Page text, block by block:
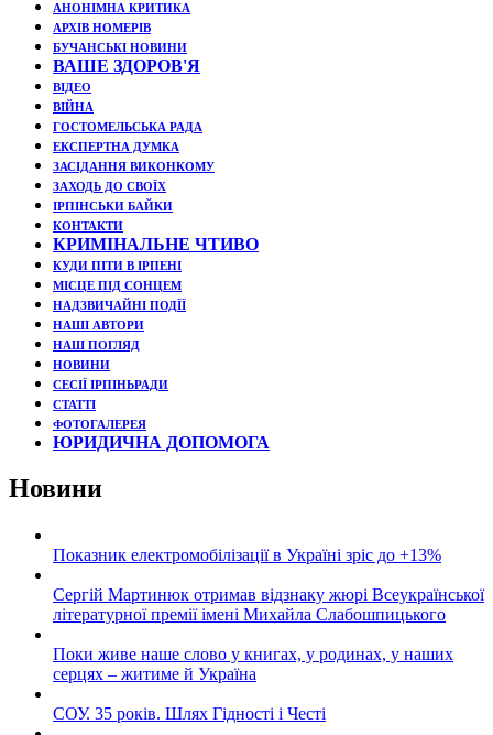
АНОНІМНА КРИТИКА
АРХІВ НОМЕРІВ
БУЧАНСЬКІ НОВИНИ
ВАШЕ ЗДОРОВ'Я
ВІДЕО
ВІЙНА
ГОСТОМЕЛЬСЬКА РАДА
ЕКСПЕРТНА ДУМКА
ЗАСІДАННЯ ВИКОНКОМУ
ЗАХОДЬ ДО СВОЇХ
ІРПІНСЬКИ БАЙКИ
КОНТАКТИ
КРИМІНАЛЬНЕ ЧТИВО
КУДИ ПІТИ В ІРПЕНІ
МІСЦЕ ПІД СОНЦЕМ
НАДЗВИЧАЙНІ ПОДЇЇ
НАШІ АВТОРИ
НАШ ПОГЛЯД
НОВИНИ
СЕСІЇ ІРПІНЬРАДИ
СТАТТІ
ФОТОГАЛЕРЕЯ
ЮРИДИЧНА ДОПОМОГА
Новини
Показник електромобілізації в Україні зріс до +13%
Сергій Мартинюк отримав відзнаку жюрі Всеукраїнської
літературної премії імені Михайла Слабошпицького
Поки живе наше слово у книгах, у родинах, у наших
серцях – житиме й Україна
СОУ. 35 років. Шлях Гідності і Честі